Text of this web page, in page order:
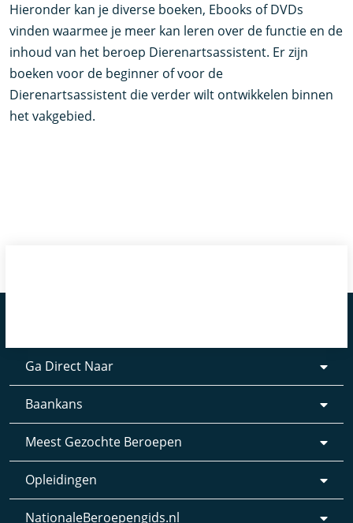
Hieronder kan je diverse boeken, Ebooks of DVDs
vinden waarmee je meer kan leren over de functie en de
inhoud van het beroep Dierenartsassistent. Er zijn
boeken voor de beginner of voor de
Dierenartsassistent die verder wilt ontwikkelen binnen
het vakgebied.
Ga Direct Naar
Baankans
Meest Gezochte Beroepen
Opleidingen
NationaleBeroepengids.nl